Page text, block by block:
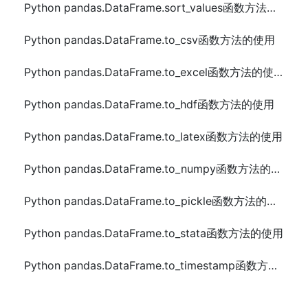
Python pandas.DataFrame.sort_values函数方法的使用
Python pandas.DataFrame.to_csv函数方法的使用
Python pandas.DataFrame.to_excel函数方法的使用
Python pandas.DataFrame.to_hdf函数方法的使用
Python pandas.DataFrame.to_latex函数方法的使用
Python pandas.DataFrame.to_numpy函数方法的使用
Python pandas.DataFrame.to_pickle函数方法的使用
Python pandas.DataFrame.to_stata函数方法的使用
Python pandas.DataFrame.to_timestamp函数方法的使用